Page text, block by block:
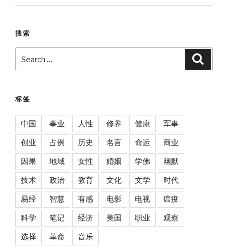
搜索
for:
标签
中国 事业 人性 修养 健康 军事
创业 占例 历史 名言 命运 商业
因果 地域 女性 婚姻 学佛 幽默
技术 政治 教育 文化 文学 时代
易经 智慧 有感 电影 电视 瘟疫
科学 笔记 经济 美国 职业 观察
选择 革命 音乐